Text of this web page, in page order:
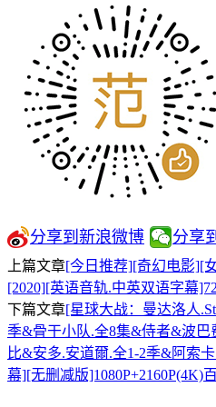
分享到新浪微博 分享
上篇文章[今日推荐][奇幻电影][
[2020][英语音轨.中英双语字幕
下篇文章[星球大战：曼达洛人
季&骨干小队.全8集&侍者&波
比&安多.安道爾.全1-2季&阿索
幕][无删减版]1080P+2160P(4K)